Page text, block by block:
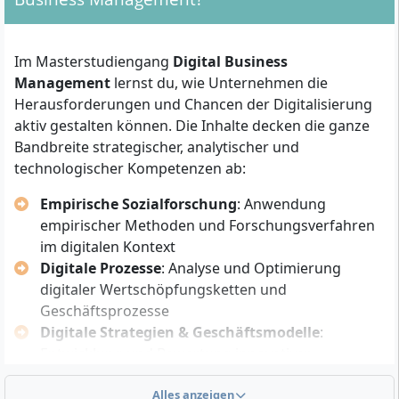
Zulassungskriterien:
Abgeschlossenes Erststudium(Bachelor oder
vergleichbarer Abschluss) mit
wirtschaftswissenschaftlicher Ausrichtung
Mindestens 1 Jahr Berufserfahrungnach dem
Erststudium
Nachweis von wirtschaftswissenschaftlichen
Grundkenntnissen (meist abgedeckt durch das
Erststudium); alternativ kann ein
Motivationsgespräch erforderlich sein
Bei fachfremdem Erststudium oder fehlenden
wirtschaftswissenschaftlichen Vorkenntnissen kann
eine Eignungsprüfung notwendig werden. Für
Abschlüssen oder aus anderen Fachrichtungen
Im Masterstudiengang Digital Business
Management lernst du, wie Unternehmen die
Herausforderungen und Chancen der Digitalisierung
aktiv gestalten können. Die Inhalte decken die ganze
Bandbreite strategischer, analytischer und
technologischer Kompetenzen ab:
Empirische Sozialforschung: Anwendung
empirischer Methoden und Forschungsverfahren
im digitalen Kontext
Digitale Prozesse: Analyse und Optimierung
digitaler Wertschöpfungsketten und
Geschäftsprozesse
Digitale Strategien & Geschäftsmodelle:
Geschäftsmodelle in der digitalen Ökonomie
Alles anzeigen